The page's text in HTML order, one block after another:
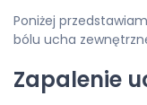
Poniżej
bólu ucha
Zapalenie